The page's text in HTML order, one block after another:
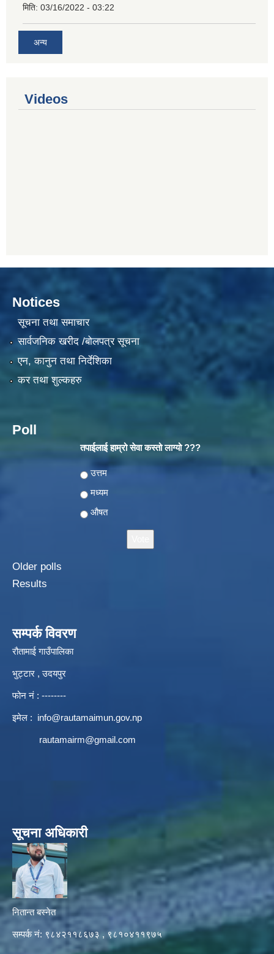
मिति: 03/16/2022 - 03:22
अन्य
Videos
Notices
सूचना तथा समाचार
सार्वजनिक खरीद /बोलपत्र सूचना
एन, कानुन तथा निर्देशिका
कर तथा शुल्कहरु
Poll
तपाईलाई हाम्रो सेवा कस्तो लाग्यो ???
Choices
उत्तम
मध्यम
औषत
Older polls
Results
सम्पर्क विवरण
रौतामाई गाउँपालिका
भुट्टार , उदयपुर
फोन नं : --------
इमेल : info@rautamaimun.gov.np
rautamairm@gmail.com
सूचना अधिकारी
नितान्त बस्नेत
सम्पर्क नं: ९८४२११८६७३ , ९८१०४११९७५